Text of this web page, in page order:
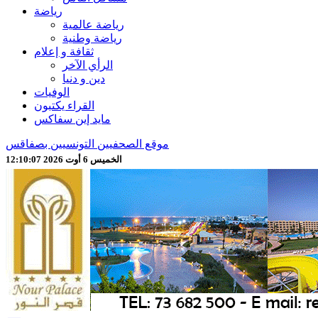
رياضة
رياضة عالمية
رياضة وطنية
ثقافة و إعلام
الرأي الآخر
دين و دنيا
الوفيات
القراء يكتبون
مايد إين سفاكس
موقع الصحفيين التونسيين بصفاقس
الخميس 6 أوت 2026 12:10:09